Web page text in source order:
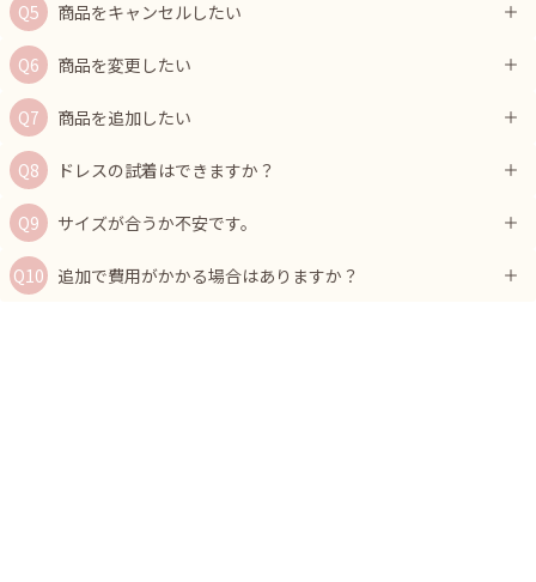
商品をキャンセルしたい
商品を変更したい
商品を追加したい
ドレスの試着はできますか？
サイズが合うか不安です。
追加で費用がかかる場合はありますか？